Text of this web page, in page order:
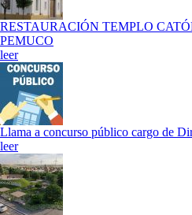
RESTAURACIÓN TEMPLO
PEMUCO
leer
Llama a concurso público cargo de
leer